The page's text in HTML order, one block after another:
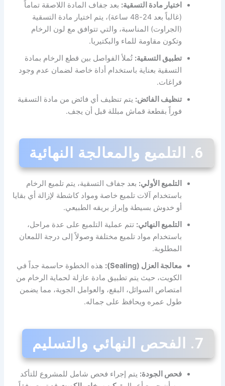
اختيار مادة التسقية: بعد جفاف المادة اللاصقة تماماً
(غالباً بعد 24-48 ساعة)، يتم اختيار مادة التسقية
(الجراوت) المناسبة، والتي تتوافق مع لون الرخام
وتكون مقاومة للماء والبكتيريا.
تطبيق التسقية: تُملأ الفواصل بين قطع الرخام بمادة
التسقية بعناية باستخدام أداة خاصة لضمان عدم وجود
فراغات.
تنظيف الفائض: يتم تنظيف أي فائض من مادة التسقية
فوراً بقطعة قماش مبللة قبل أن يجف.
6. التلميع والمعالجة النهائية
التلميع الأولي: بعد جفاف التسقية، يتم تلميع الرخام
باستخدام آلات تلميع خاصة ومواد كاشطة لإزالة أي بقايا
أو خدوش بسيطة وإبراز بريقه الطبيعي.
التلميع النهائي: تتم عملية التلميع على عدة مراحل،
باستخدام مواد تلميع مختلفة وصولاً إلى درجة اللمعان
المطلوبة.
معالجة العزل (Sealing):
هذه الخطوة حاسمة جداً في
الكويت، حيث يتم تطبيق مادة عازلة لحماية الرخام من
امتصاص السوائل، البقع، والعوامل الجوية، مما يضمن
طول عمره ويحافظ على جماله.
7. الفحص النهائي والتسليم
فحص الجودة: يتم إجراء فحص شامل للمشروع للتأكد